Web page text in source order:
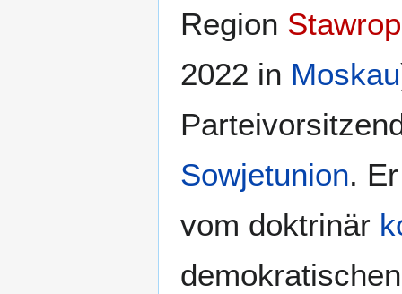
Region
2022 in Moskau
Sowjetunion.
vom doktrinär